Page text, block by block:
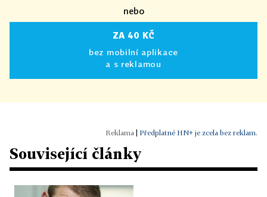
nebo
ZA 40 KČ
bez mobilní aplikace
a s reklamou
Předplatné HN+ je zcela bez reklam.
Související články